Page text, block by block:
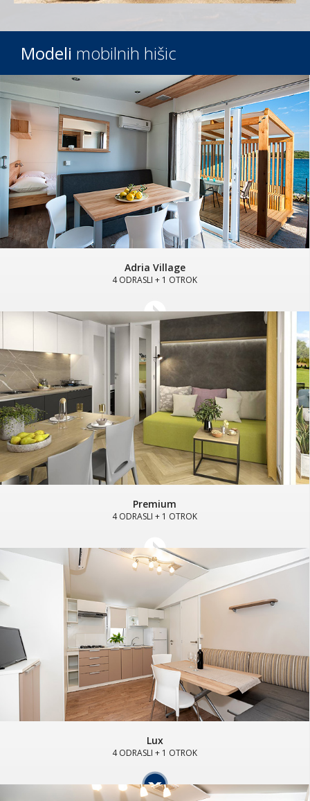
Modeli mobilnih hišic
Adria Village
4 ODRASLI + 1 OTROK
Premium
4 ODRASLI + 1 OTROK
Lux
4 ODRASLI + 1 OTROK